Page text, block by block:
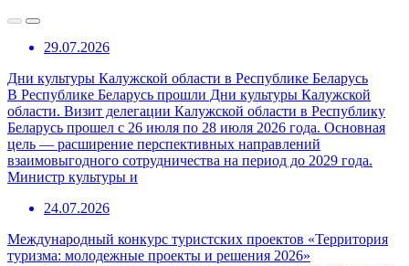
29.07.2026
Дни культуры Калужской области в Республике Беларусь
В Республике Беларусь прошли Дни культуры Калужской
области. Визит делегации Калужской области в Республику
Беларусь прошел с 26 июля по 28 июля 2026 года. Основная
цель — расширение перспективных направлений
взаимовыгодного сотрудничества на период до 2029 года.
Министр культуры и
24.07.2026
Международный конкурс туристских проектов «Территория
туризма: молодежные проекты и решения 2026»